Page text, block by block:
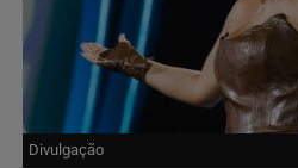
Divulgação